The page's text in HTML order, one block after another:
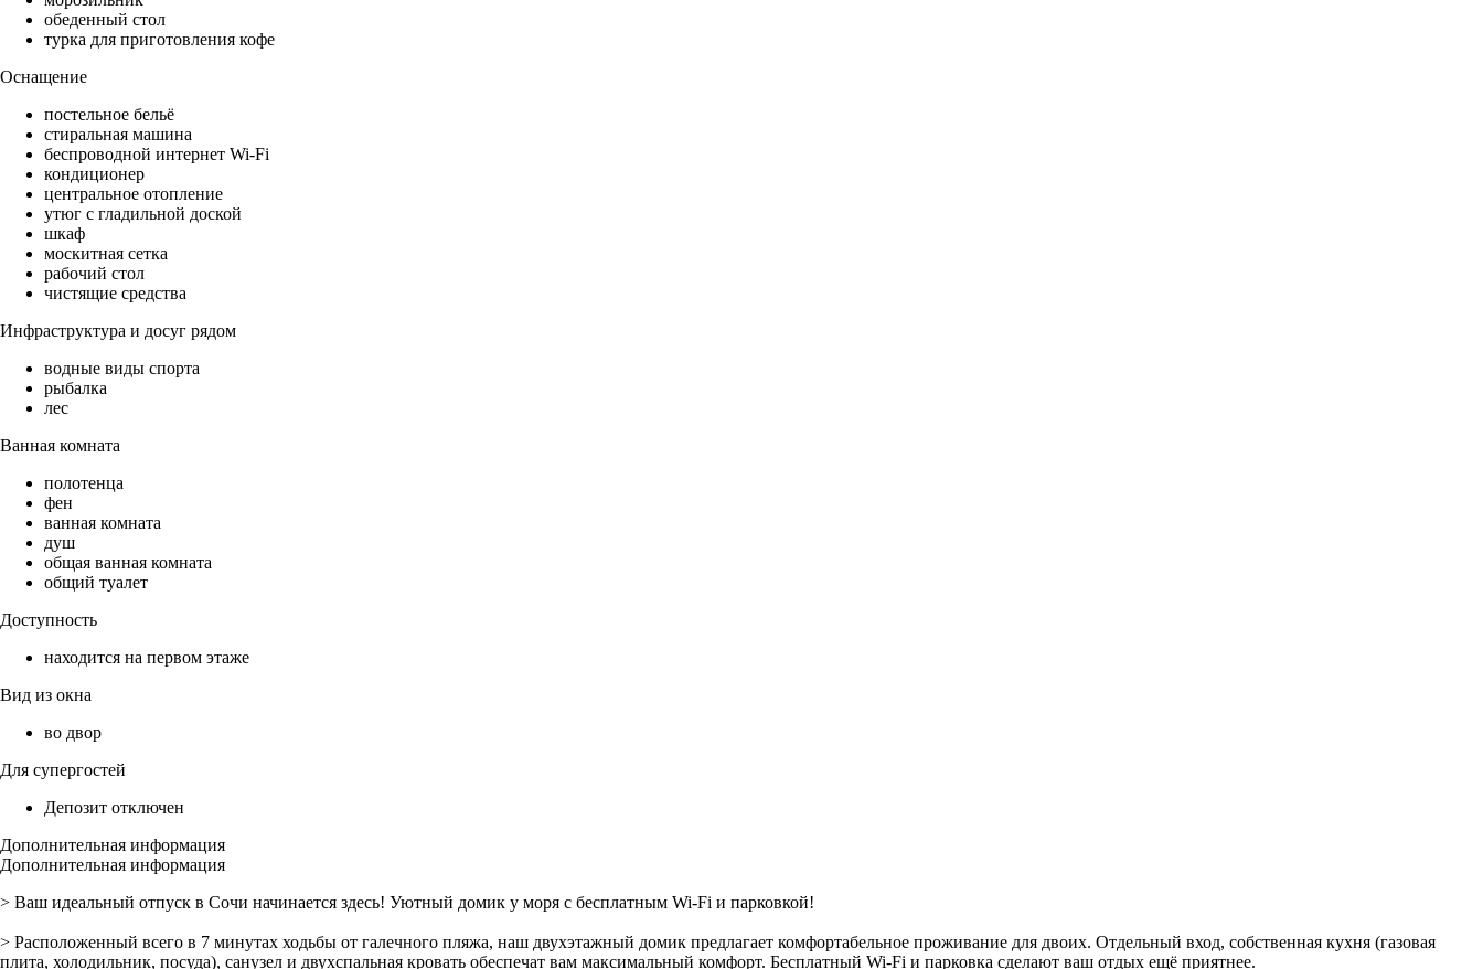
обеденный стол
турка для приготовления кофе
Оснащение
постельное бельё
стиральная машина
беспроводной интернет Wi-Fi
кондиционер
центральное отопление
утюг с гладильной доской
шкаф
москитная сетка
рабочий стол
чистящие средства
Инфраструктура и досуг рядом
водные виды спорта
рыбалка
лес
Ванная комната
полотенца
фен
ванная комната
душ
общая ванная комната
общий туалет
Доступность
находится на первом этаже
Вид из окна
во двор
Для супергостей
Депозит отключен
Дополнительная информация
Дополнительная информация
> Ваш идеальный отпуск в Сочи начинается здесь! Уютный домик у моря с бесплатным Wi-Fi и парковкой!
> Расположенный всего в 7 минутах ходьбы от галечного пляжа, наш двухэтажный домик предлагает комфортабельное проживание для двоих. Отдельный вход, собственная кухня (газовая
плита, холодильник, посуда), санузел и двухспальная кровать обеспечат вам максимальный комфорт. Бесплатный Wi-Fi и парковка сделают ваш отдых ещё приятнее.